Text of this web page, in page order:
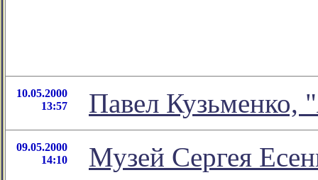
10.05.2000
13:57
Павел Кузьменко,
09.05.2000
14:10
Музей Сергея